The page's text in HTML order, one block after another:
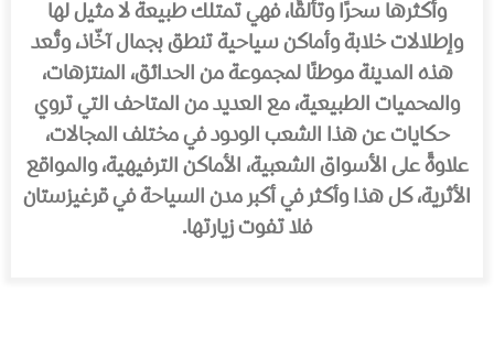
وأكثرها سحرًا وتألقًا، فهي تمتلك طبيعة لا مثيل لها
وإطلالات خلابة وأماكن سياحية تنطق بجمال آخّاذ، وتُعد
هذه المدينة موطنًا لمجموعة من الحدائق، المنتزهات،
والمحميات الطبيعية، مع العديد من المتاحف التي تروي
حكايات عن هذا الشعب الودود في مختلف المجالات،
علاوةً على الأسواق الشعبية، الأماكن الترفيهية، والمواقع
الأثرية، كل هذا وأكثر في أكبر مدن السياحة في قرغيزستان
فلا تفوت زيارتها.